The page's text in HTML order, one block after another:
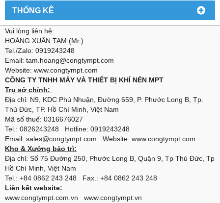
THỐNG KÊ
Vui lòng liên hệ:
HOÀNG XUÂN TAM (Mr.)
Tel./Zalo: 0919243248
Email: tam.hoang@congtympt.com
Website: www.congtympt.com
CÔNG TY TNHH MÁY VÀ THIẾT BỊ KHÍ NÉN MPT
Trụ sở chính:
Địa chỉ: N9, KDC Phú Nhuận, Đường 659, P. Phước Long B, Tp.
Thủ Đức, TP. Hồ Chí Minh, Việt Nam
Mã số thuế: 0316676027
Tel.: 0826243248 Hotline: 0919243248
Email: sales@congtympt.com Website: www.congtympt.com
Kho & Xưởng bảo trì:
Địa chỉ: Số 75 Đường 250, Phước Long B, Quận 9, Tp Thủ Đức, Tp
Hồ Chí Minh, Việt Nam
Tel.: +84 0862 243 248 Fax.: +84 0862 243 248
Liên kết website:
www.congtympt.com.vn
www.congtympt.vn